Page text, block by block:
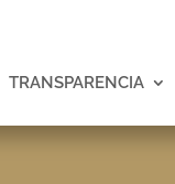
TRANSPARENCIA